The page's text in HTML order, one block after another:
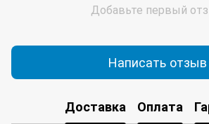
Добавьте первый
Написать отзыв
Доставка Оплата